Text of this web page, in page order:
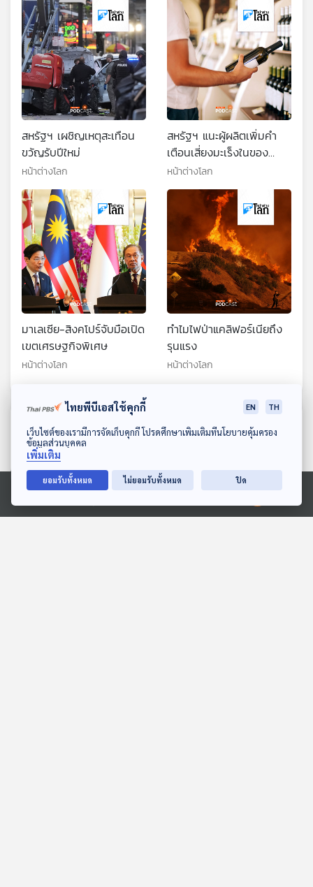
ดาวน์โหลด Thai PBS Podcast Application
Ⓒ 2020 องค์การกระจายเสียงและแพร่ภาพสาธารณะแห่งประเทศไทย
สหรัฐฯ เผชิญเหตุสะเทือน
ขวัญรับปีใหม่
หน้าต่างโลก
สหรัฐฯ แนะผู้ผลิตเพิ่มคำ
เตือนเสี่ยงมะเร็งในของ
มึนเมา
หน้าต่างโลก
มาเลเซีย-สิงคโปร์จับมือเปิด
เขตเศรษฐกิจพิเศษ
หน้าต่างโลก
ทำไมไฟป่าแคลิฟอร์เนียถึง
รุนแรง
หน้าต่างโลก
ตอนที่เกี่ยวข้อง
ไทยพีบีเอสใช้คุกกี้ EN TH
เว็บไซต์ของเรามีการจัดเก็บคุกกี้ โปรดศึกษาเพิ่มเติมที่นโยบายคุ้มครอง
ข้อมูลส่วนบุคคล
เพิ่มเติม
ยอมรับทั้งหมด ไม่ยอมรับทั้งหมด ปิด